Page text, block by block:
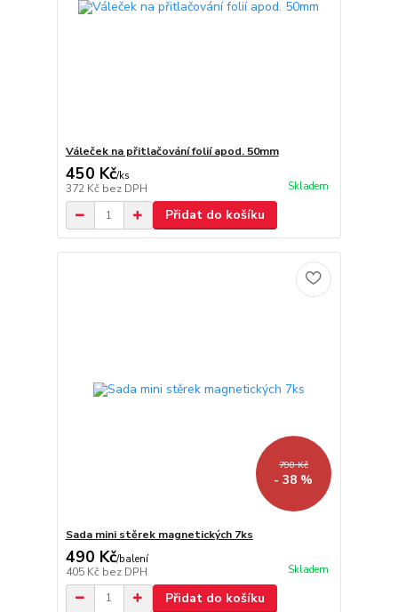
Váleček na přitlačování folií apod. 50mm
450 Kč/ks
372 Kč bez DPH Skladem
Přidat do košíku
790 Kč
- 38 %
Sada mini stěrek magnetických 7ks
490 Kč/balení
405 Kč bez DPH Skladem
Přidat do košíku